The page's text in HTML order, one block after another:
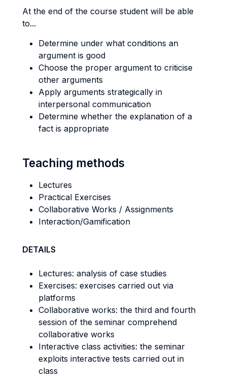
At the end of the course student will be able
to...
Determine under what conditions an
argument is good
Choose the proper argument to criticise
other arguments
Apply arguments strategically in
interpersonal communication
Determine whether the explanation of a
fact is appropriate
Teaching methods
Lectures
Practical Exercises
Collaborative Works / Assignments
Interaction/Gamification
DETAILS
Lectures: analysis of case studies
Exercises: exercises carried out via
platforms
Collaborative works: the third and fourth
session of the seminar comprehend
collaborative works
Interactive class activities: the seminar
exploits interactive tests carried out in
class